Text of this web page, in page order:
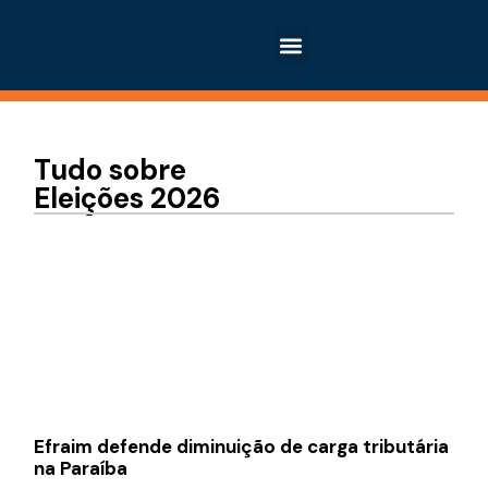
Tudo sobre
Eleições 2026
Efraim defende diminuição de carga tributária
na Paraíba